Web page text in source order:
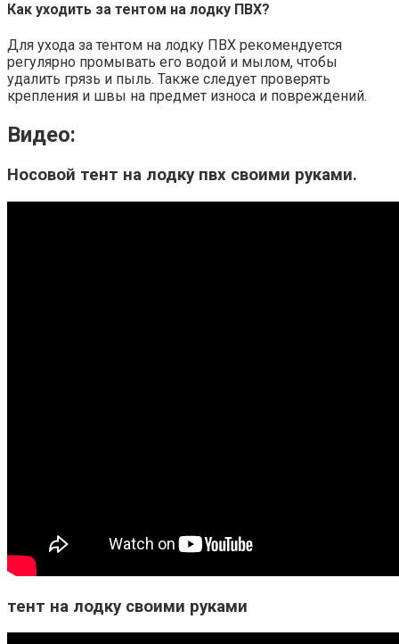
Как уходить за тентом на лодку ПВХ?
Для ухода за тентом на лодку ПВХ рекомендуется
регулярно промывать его водой и мылом, чтобы
удалить грязь и пыль. Также следует проверять
крепления и швы на предмет износа и повреждений.
Видео:
Носовой тент на лодку пвх своими руками.
тент на лодку своими руками